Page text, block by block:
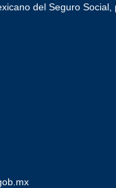
del Seguro